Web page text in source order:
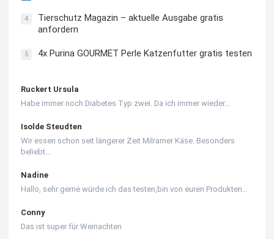
4
Tierschutz Magazin – aktuelle Ausgabe gratis
anfordern
5 4x Purina GOURMET Perle Katzenfutter gratis testen
Ruckert Ursula
Habe immer noch Diabetes Typ zwei. Da ich immer wieder…
Isolde Steudten
Wir essen schon seit längerer Zeit Milramer Käse. Besonders
beliebt…
Nadine
Hallo, sehr gerne würde ich das testen,bin von euren Produkten…
Conny
Das ist super für Weinachten